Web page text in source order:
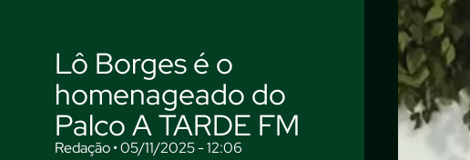
Lô Borges é o
homenageado do
Palco A TARDE FM
Redação • 05/11/2025 - 12:06